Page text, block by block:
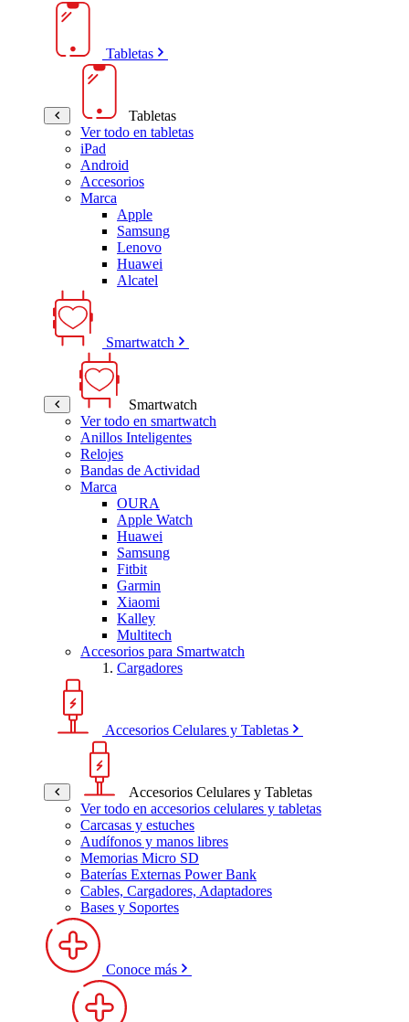
Tabletas
Tabletas
Ver todo en tabletas
iPad
Android
Accesorios
Marca
Apple
Samsung
Lenovo
Huawei
Alcatel
Smartwatch
Smartwatch
Ver todo en smartwatch
Anillos Inteligentes
Relojes
Bandas de Actividad
Marca
OURA
Apple Watch
Huawei
Samsung
Fitbit
Garmin
Xiaomi
Kalley
Multitech
Accesorios para Smartwatch
Cargadores
Accesorios Celulares y Tabletas
Accesorios Celulares y Tabletas
Ver todo en accesorios celulares y tabletas
Carcasas y estuches
Audífonos y manos libres
Memorias Micro SD
Baterías Externas Power Bank
Cables, Cargadores, Adaptadores
Bases y Soportes
Conoce más